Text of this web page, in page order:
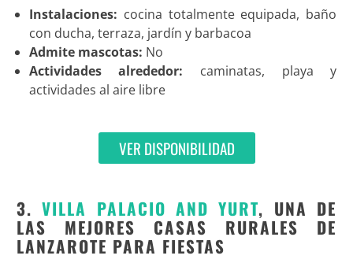
Instalaciones: cocina totalmente equipada, baño
con ducha, terraza, jardín y barbacoa
Admite mascotas: No
Actividades alrededor: caminatas, playa y
actividades al aire libre
VER DISPONIBILIDAD
3.VILLA PALACIO AND YURT, UNA DE
LAS MEJORES CASAS RURALES DE
LANZAROTE PARA FIESTAS